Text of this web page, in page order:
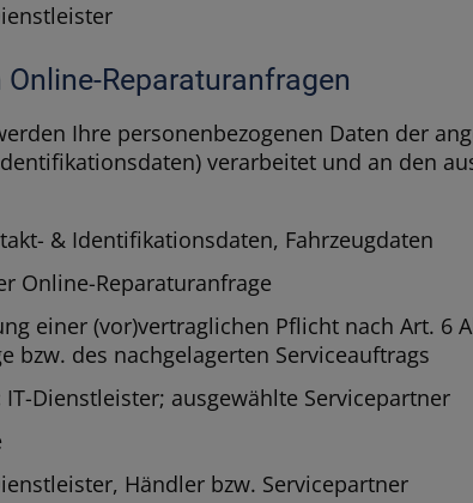
Reparaturanfragen
Ihre personenbezogenen Daten der
verarbeitet und an den
& Identifikationsdaten, Fahrzeugdaten
Online-Reparaturanfrage
einer (vor)vertraglichen Pflicht nach Art. 6
bzw. des nachgelagerten Serviceauftrags
IT-Dienstleister; ausgewählte Servicepartner
Händler bzw. Servicepartner